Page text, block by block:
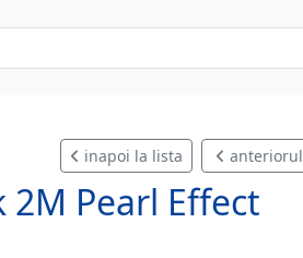
inapoi la lista anteriorul
Pearl Effect